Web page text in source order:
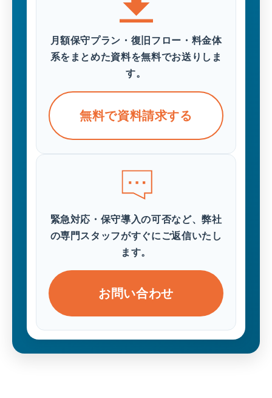
月額保守プラン・復旧フロー・料金体
系をまとめた資料を無料でお送りしま
す。
無料で資料請求する
緊急対応・保守導入の可否など、弊社
の専門スタッフがすぐにご返信いたし
ます。
お問い合わせ